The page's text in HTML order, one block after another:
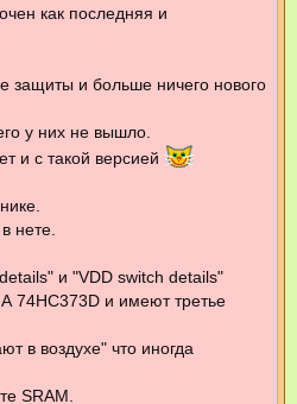
и
как последняя и
защиты и больше ничего нового
у них не вышло.
и с такой версией
нете.
и "VDD switch details"
74HC373D и имеют третье
в воздухе" что иногда
SRAM.